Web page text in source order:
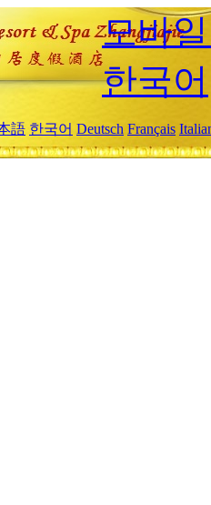
모바
한국어
語 한국어 Deutsch Français